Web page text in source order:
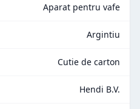
Aparat pentru vafe
Argintiu
Cutie de carton
Hendi B.V.